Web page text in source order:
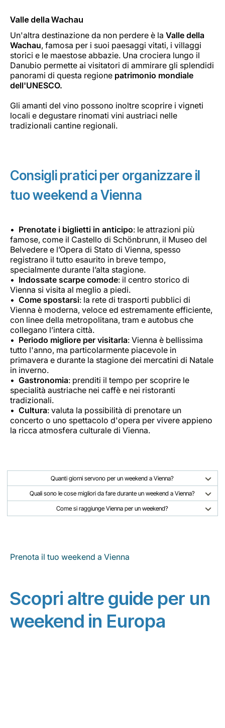
Valle della Wachau
Un'altra destinazione da non perdere è la Valle della
Wachau, famosa per i suoi paesaggi vitati, i villaggi
storici e le maestose abbazie. Una crociera lungo il
Danubio permette ai visitatori di ammirare gli splendidi
panorami di questa regione patrimonio mondiale
dell'UNESCO.
Gli amanti del vino possono inoltre scoprire i vigneti
locali e degustare rinomati vini austriaci nelle
tradizionali cantine regionali.
Consigli pratici per organizzare il
tuo weekend a Vienna
Prenotate i biglietti in anticipo: le attrazioni più
famose, come il Castello di Schönbrunn, il Museo del
Belvedere e l’Opera di Stato di Vienna, spesso
registrano il tutto esaurito in breve tempo,
specialmente durante l’alta stagione.
Indossate scarpe comode: il centro storico di
Vienna si visita al meglio a piedi.
Come spostarsi: la rete di trasporti pubblici di
Vienna è moderna, veloce ed estremamente efficiente,
con linee della metropolitana, tram e autobus che
collegano l’intera città.
Periodo migliore per visitarla: Vienna è bellissima
tutto l'anno, ma particolarmente piacevole in
primavera e durante la stagione dei mercatini di Natale
in inverno.
Gastronomia: prenditi il tempo per scoprire le
specialità austriache nei caffè e nei ristoranti
tradizionali.
Cultura: valuta la possibilità di prenotare un
concerto o uno spettacolo d'opera per vivere appieno
la ricca atmosfera culturale di Vienna.
Quanti giorni servono per un weekend a Vienna?
Quali sono le cose migliori da fare durante un weekend a Vienna?
Come si raggiunge Vienna per un weekend?
Prenota il tuo weekend a Vienna
Scopri altre guide per un
weekend in Europa